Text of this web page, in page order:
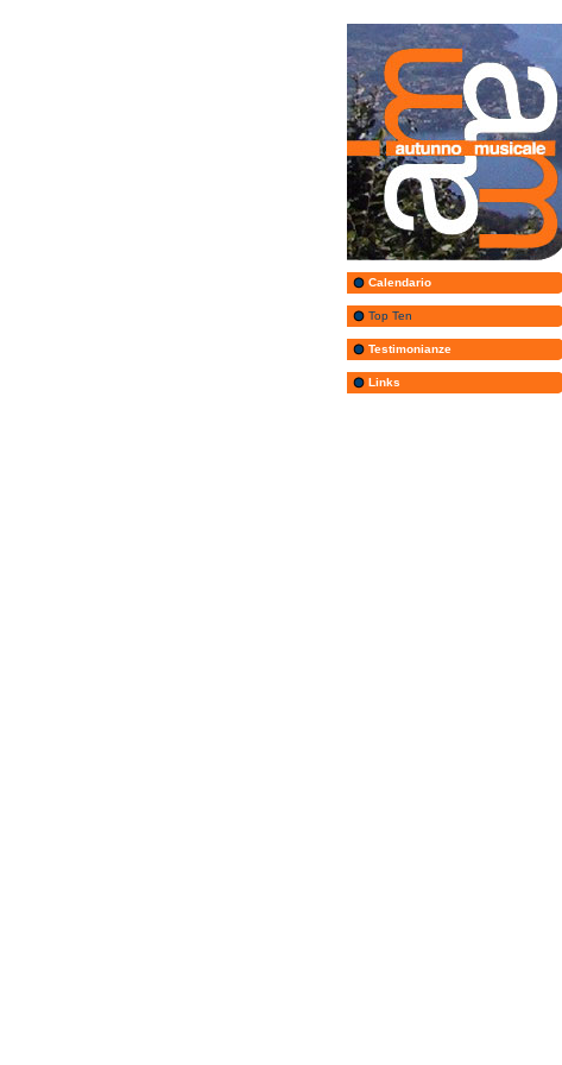
Calendario
Top Ten
Testimonianze
Links